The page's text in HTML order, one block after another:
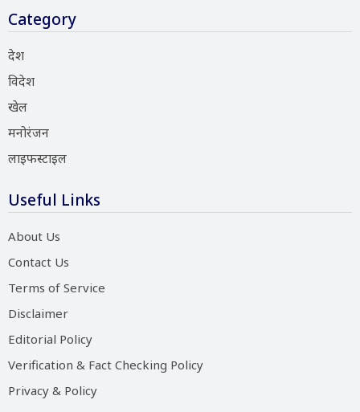
Category
देश
विदेश
खेल
मनोरंजन
लाइफस्टाइल
Useful Links
About Us
Contact Us
Terms of Service
Disclaimer
Editorial Policy
Verification & Fact Checking Policy
Privacy & Policy